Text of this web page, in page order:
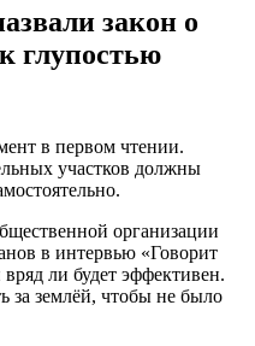
закон о
глупостью
в первом чтении.
участков должны
организации
в интервью «Говорит
ли будет эффективен.
за землёй, чтобы не было